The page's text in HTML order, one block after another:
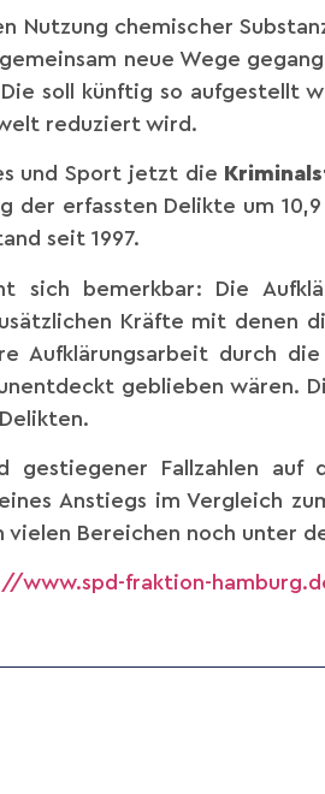
Nutzung chemischer
neue Wege
soll künftig so aufgestellt
reduziert wird.
und Sport jetzt die
der erfassten Delikte um
seit 1997.
sich bemerkbar: Die
Kräfte mit denen
Aufklärungsarbeit durch
geblieben wären.
gestiegener Fallzahlen auf
Anstiegs im Vergleich
Bereichen noch unter
www.spd-fraktion-